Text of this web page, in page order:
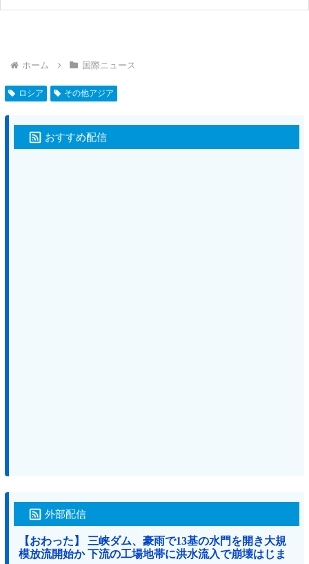
ホーム 国際ニュース
ロシア その他アジア
おすすめ配信
外部配信
【おわった】 三峡ダム、豪雨で13基の水門を開き大規
模放流開始か 下流の工場地帯に洪水流入で崩壊はじま